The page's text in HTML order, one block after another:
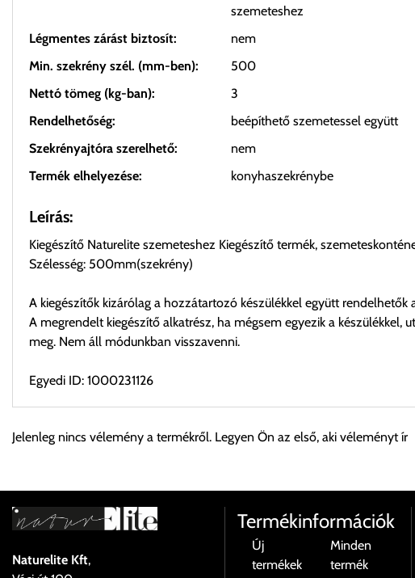
szemeteshez
Légmentes zárást biztosít:
nem
Min. szekrény szél. (mm-ben):
500
Nettó tömeg (kg-ban):
3
Rendelhetőség:
beépíthető szemetessel együtt
Szekrényajtóra szerelhető:
nem
Termék elhelyezése:
konyhaszekrénybe
Leírás:
Kiegészítő Naturelite szemeteshez Kiegészítő termék,
Szélesség: 500mm(szekrény)
A kiegészítők kizárólag a hozzátartozó készülékkel együtt
A megrendelt kiegészítő alkatrész, ha mégsem egyezik a
meg. Nem áll módunkban visszavenni.
Egyedi ID: 1000231126
Személyes átvétel:
Önnek lehetősége van rendelését a beérkezést követően ingyenesen
Cím:1133 Budapest, Váci út 100.
Szállítási díjak:
Jelenleg nincs vélemény a termékről. Legyen Ön az első, aki véleményt ír
Naturelite Kft,
Termékinformációk
Új
termékek
Minden
termék